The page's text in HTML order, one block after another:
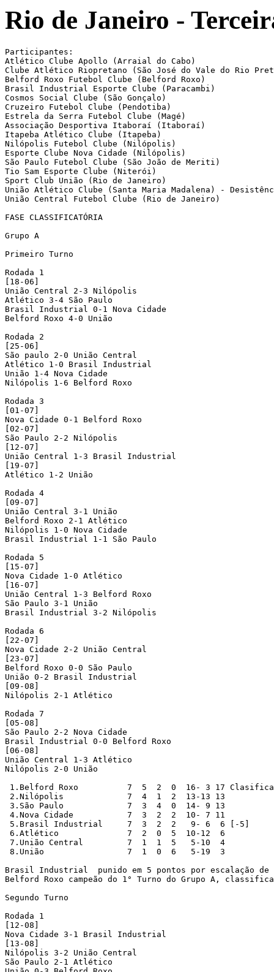
Rio de Janeiro -
Participantes:
Atlético Clube Apollo (Arraial do Cabo)
Clube Atlético Riopretano (São José do Vale do Rio
Belford Roxo Futebol Clube (Belford Roxo)
Brasil Industrial Esporte Clube (Paracambi)
Cosmos Social Clube (São Gonçalo)
Cruzeiro Futebol Clube (Pendotiba)
Estrela da Serra Futebol Clube (Magé)
Associação Desportiva Itaboraí (Itaboraí)
Itapeba Atlético Clube (Itapeba)
Nilópolis Futebol Clube (Nilópolis)
Esporte Clube Nova Cidade (Nilópolis)
São Paulo Futebol Clube (São João de Meriti)
Tio Sam Esporte Clube (Niterói)
Sport Club União (Rio de Janeiro)
União Atlético Clube (Santa Maria Madalena) -
União Central Futebol Clube (Rio de Janeiro)
FASE CLASSIFICATÓRIA
Grupo A
Primeiro Turno
Rodada 1
[18-06]
União Central 2-3 Nilópolis
Atlético 3-4 São Paulo
Brasil Industrial 0-1 Nova Cidade
Belford Roxo 4-0 União
Rodada 2
[25-06]
São paulo 2-0 União Central
Atlético 1-0 Brasil Industrial
União 1-4 Nova Cidade
Nilópolis 1-6 Belford Roxo
Rodada 3
[01-07]
Nova Cidade 0-1 Belford Roxo
[02-07]
São Paulo 2-2 Nilópolis
[12-07]
União Central 1-3 Brasil Industrial
[19-07]
Atlético 1-2 União
Rodada 4
[09-07]
União Central 3-1 União
Belford Roxo 2-1 Atlético
Nilópolis 1-0 Nova Cidade
Brasil Industrial 1-1 São Paulo
Rodada 5
[15-07]
Nova Cidade 1-0 Atlético
[16-07]
União Central 1-3 Belford Roxo
São Paulo 3-1 União
Brasil Industrial 3-2 Nilópolis
Rodada 6
[22-07]
Nova Cidade 2-2 União Central
[23-07]
Belford Roxo 0-0 São Paulo
União 0-2 Brasil Industrial
[09-08]
Nilópolis 2-1 Atlético
Rodada 7
[05-08]
São Paulo 2-2 Nova Cidade
Brasil Industrial 0-0 Belford Roxo
[06-08]
União Central 1-3 Atlético
Nilópolis 2-0 União
1.Belford Roxo		 7  5  2  0  16- 3 17 Clasificado
2.Nilópolis		 7  4  1  2  13-13 13
3.São Paulo		 7  3  4  0  14- 9 13
4.Nova Cidade		 7  3  2  2  10- 7 11
5.Brasil Industrial	 7  3  2  2   9- 6  6 [-5]
6.Atlético		 7  2  0  5  10-12  6
7.União Central	 7  1  1  5   5-10  4
8.União		 7  1  0  6   5-19  3
Brasil Industrial  punido em 5 pontos por escalação
Belford Roxo campeão do 1° Turno do Grupo A,
Segundo Turno
Rodada 1
[12-08]
Nova Cidade 3-1 Brasil Industrial
[13-08]
Nilópolis 3-2 União Central
São Paulo 2-1 Atlético